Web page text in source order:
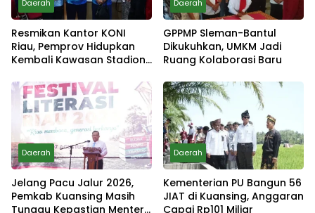
Daerah
Resmikan Kantor KONI
Riau, Pemprov Hidupkan
Kembali Kawasan Stadion
Daerah
GPPMP Sleman-Bantul
Dikukuhkan, UMKM Jadi
Ruang Kolaborasi Baru
Daerah
Jelang Pacu Jalur 2026,
Pemkab Kuansing Masih
Tunggu Kepastian Menteri
Daerah
Kementerian PU Bangun 56
JIAT di Kuansing, Anggaran
Capai Rp101 Miliar